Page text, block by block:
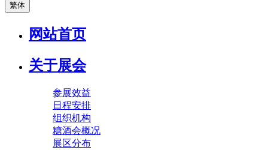
繁体
网站首页
关于展会
参展效益
日程安排
组织机构
糖酒会概况
展区分布